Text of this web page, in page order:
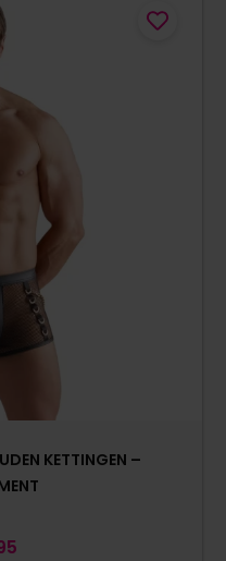
KETTINGEN –